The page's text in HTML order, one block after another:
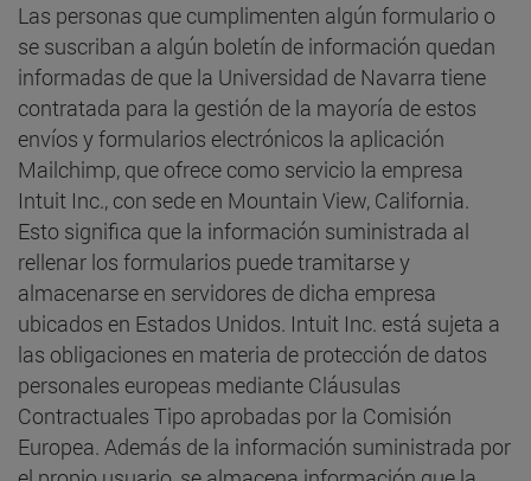
Las personas que cumplimenten algún formulario o
se suscriban a algún boletín de información quedan
informadas de que la Universidad de Navarra tiene
contratada para la gestión de la mayoría de estos
envíos y formularios electrónicos la aplicación
Mailchimp, que ofrece como servicio la empresa
Intuit Inc., con sede en Mountain View, California.
Esto significa que la información suministrada al
rellenar los formularios puede tramitarse y
almacenarse en servidores de dicha empresa
ubicados en Estados Unidos. Intuit Inc. está sujeta a
las obligaciones en materia de protección de datos
personales europeas mediante Cláusulas
Contractuales Tipo aprobadas por la Comisión
Europea. Además de la información suministrada por